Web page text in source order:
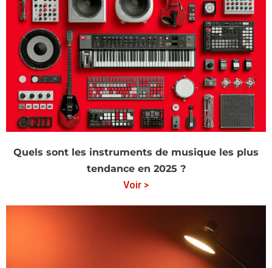
Quels sont les instruments de musique les plus
tendance en 2025 ?
Voir >